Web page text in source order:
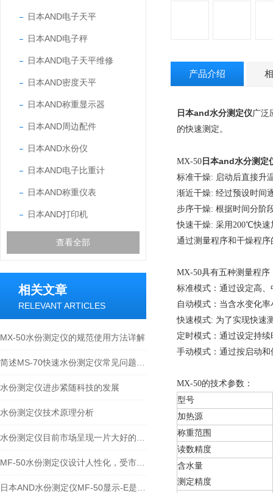
日本AND电子天平
日本AND电子秤
日本AND电子天平维修
日本AND密度天平
日本AND称重显示器
日本AND周边配件
日本AND水份仪
日本AND电子比重计
日本AND称重仪表
日本AND打印机
查看全部
相关文章
RELEVANT ARTICLES
MX-50水份测定仪的规范使用方法详解
水份测定仪进步紧随科技的发展
水份测定仪技术原理分析
产品介绍
日本and水分测定仪广泛
的快速测定。
MX-50 日本and水分测定
标准干燥: 启动后直接升
渐近干燥: 经过预设时间
步序干燥: 根据时间分阶
快速干燥: 采用200℃快速
通过测量程序和干燥程
MX-50具有五种测量程序
标准模式：通过设定高
自动模式：当含水变化
快速模式: 为了实现快速
定时模式：通过设定持
手动模式：通过按启动
MX-50的技术参数：
型号
加热源
称重范围
读数精度
含水量
测定精度